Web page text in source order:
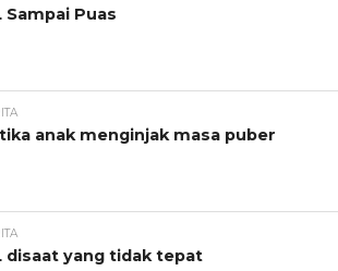
Sampai Puas
anak menginjak masa puber
disaat yang tidak tepat